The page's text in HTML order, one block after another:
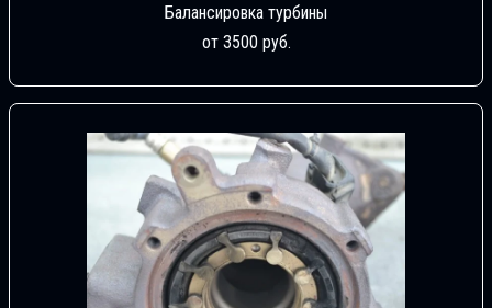
Балансировка турбины
от 3500 руб.